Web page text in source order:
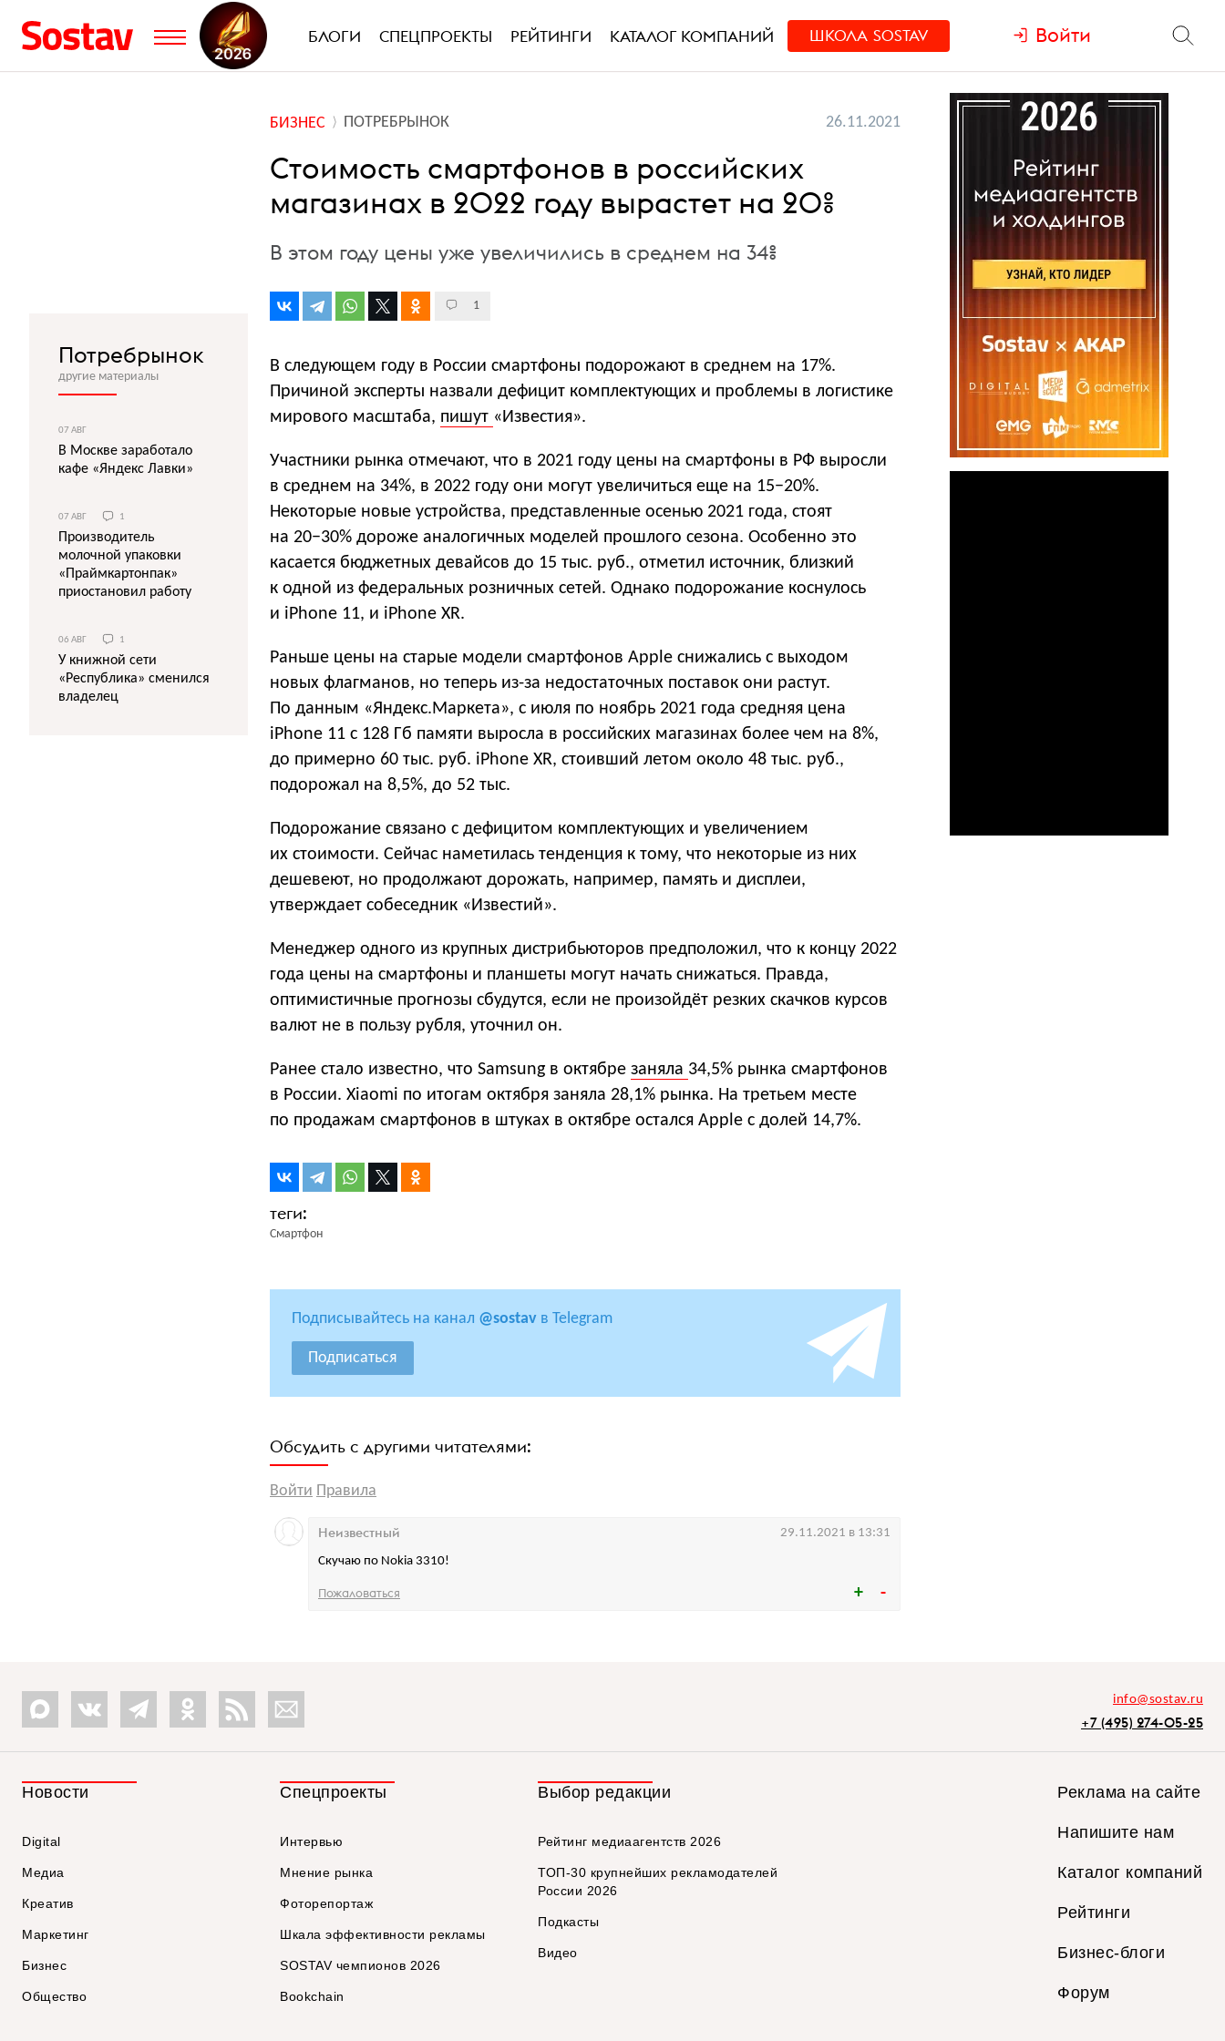
БЛОГИ СПЕЦПРОЕКТЫ РЕЙТИНГИ КАТАЛОГ КОМПАНИЙ ШКОЛА SOSTAV Войти
БИЗНЕС ПОТРЕБРЫНОК 26.11.2021
Стоимость смартфонов в российских
магазинах в 2022 году вырастет на 20%
В этом году цены уже увеличились в среднем на 34%
1
В следующем году в России смартфоны подорожают в среднем на 17%.
Причиной эксперты назвали дефицит комплектующих и проблемы в логистике
мирового масштаба, пишут «Известия».
Участники рынка отмечают, что в 2021 году цены на смартфоны в РФ выросли
в среднем на 34%, в 2022 году они могут увеличиться еще на 15−20%.
Некоторые новые устройства, представленные осенью 2021 года, стоят
на 20−30% дороже аналогичных моделей прошлого сезона. Особенно это
касается бюджетных девайсов до 15 тыс. руб., отметил источник, близкий
к одной из федеральных розничных сетей. Однако подорожание коснулось
и iPhone 11, и iPhone XR.
Раньше цены на старые модели смартфонов Apple снижались с выходом
новых флагманов, но теперь из-за недостаточных поставок они растут.
По данным «Яндекс.Маркета», с июля по ноябрь 2021 года средняя цена
iPhone 11 с 128 Гб памяти выросла в российских магазинах более чем на 8%,
до примерно 60 тыс. руб. iPhone XR, стоивший летом около 48 тыс. руб.,
подорожал на 8,5%, до 52 тыс.
Подорожание связано с дефицитом комплектующих и увеличением
их стоимости. Сейчас наметилась тенденция к тому, что некоторые из них
дешевеют, но продолжают дорожать, например, память и дисплеи,
утверждает собеседник «Известий».
Менеджер одного из крупных дистрибьюторов предположил, что к концу 2022
года цены на смартфоны и планшеты могут начать снижаться. Правда,
оптимистичные прогнозы сбудутся, если не произойдёт резких скачков курсов
валют не в пользу рубля, уточнил он.
Ранее стало известно, что Samsung в октябре заняла 34,5% рынка смартфонов
в России. Xiaomi по итогам октября заняла 28,1% рынка. На третьем месте
по продажам смартфонов в штуках в октябре остался Apple с долей 14,7%.
Смартфон
Подписывайтесь на канал @sostav в Telegram
Подписаться
Обсудить с другими читателями:
Войти Правила
Скучаю по Nokia 3310!
Неизвестный 29.11.2021 в 13:31
Пожаловаться
Потребрынок
другие материалы
07 АВГ
В Москве заработало
кафе «Яндекс Лавки»
07 АВГ 1
Производитель
молочной упаковки
«Праймкартонпак»
приостановил работу
06 АВГ 1
У книжной сети
«Республика» сменился
владелец
info@sostav.ru
+7 (495) 274-05-25
Новости
Digital
Медиа
Креатив
Маркетинг
Бизнес
Общество
Спецпроекты
Интервью
Мнение рынка
Фоторепортаж
Шкала эффективности рекламы
SOSTAV чемпионов 2026
Bookchain
Выбор редакции
Рейтинг медиаагентств 2026
ТОП-30 крупнейших рекламодателей
России 2026
Подкасты
Видео
Реклама на сайте
Напишите нам
Каталог компаний
Рейтинги
Бизнес-блоги
Форум